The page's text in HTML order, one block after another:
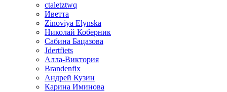
ctaletztwq
Иветта
Zinoviya Elynska
Николай Коберник
Сабина Бацазова
Jdertfiets
Алла-Виктория
Brandenfix
Андрей Кузин
Карина Иминова